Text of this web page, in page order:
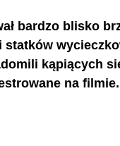
bardzo blisko
statków
kąpiących
na filmie.